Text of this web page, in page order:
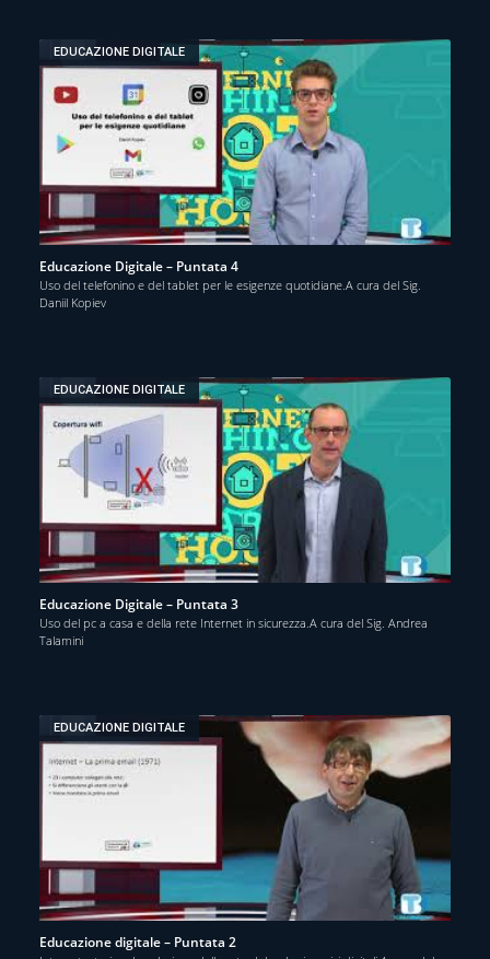
EDUCAZIONE DIGITALE
Educazione Digitale – Puntata 4
Uso del telefonino e del tablet per le esigenze quotidiane.A cura del Sig.
Daniil Kopiev
EDUCAZIONE DIGITALE
Educazione Digitale – Puntata 3
Uso del pc a casa e della rete Internet in sicurezza.A cura del Sig. Andrea
Talamini
EDUCAZIONE DIGITALE
Educazione digitale – Puntata 2